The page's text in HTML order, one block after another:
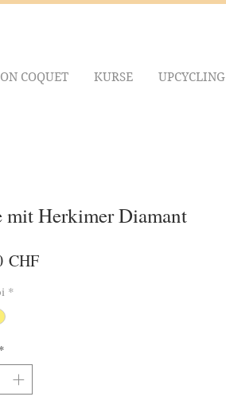
COQUET KURSE UPCYCLING
mit Herkimer Diamant
CHFPreis
*
*